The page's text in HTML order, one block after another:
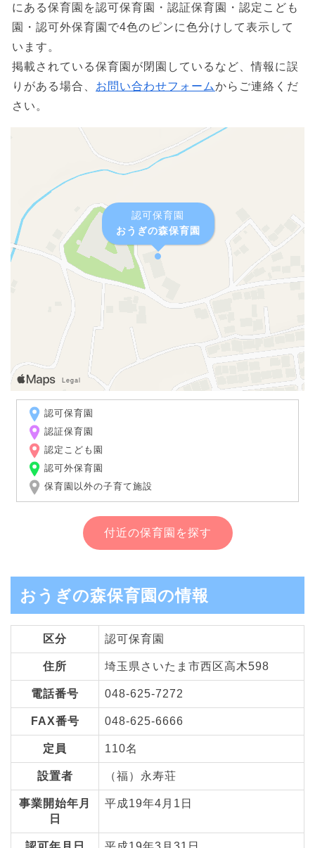
にある保育園を認可保育園・認証保育園・認定こども
園・認可外保育園で4色のピンに色分けして表示して
います。
掲載されている保育園が閉園しているなど、情報に誤
りがある場合、 お問い合わせフォームからご連絡くだ
さい。
認可保育園
おうぎの森保育園
認可保育園
認証保育園
認定こども園
認可外保育園
保育園以外の子育て施設
付近の保育園を探す
おうぎの森保育園の情報
区分 認可保育園
住所 埼玉県さいたま市西区高木598
電話番号 048-625-7272
FAX番号 048-625-6666
定員 110名
設置者 （福）永寿荘
事業開始年月
日
平成19年4月1日